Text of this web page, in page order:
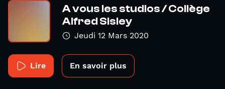
A vous les studios / Collège
Alfred Sisley
Jeudi 12 Mars 2020
Lire En savoir plus